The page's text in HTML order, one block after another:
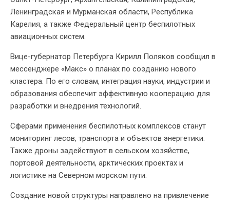
Ленинградская и Мурманская области, Республика
Карелия, а также Федеральный центр беспилотных
авиационных систем.
Вице-губернатор Петербурга Кирилл Поляков сообщил в
мессенджере «Макс» о планах по созданию нового
кластера. По его словам, интеграция науки, индустрии и
образования обеспечит эффективную кооперацию для
разработки и внедрения технологий.
Сферами применения беспилотных комплексов станут
мониторинг лесов, транспорта и объектов энергетики.
Также дроны задействуют в сельском хозяйстве,
портовой деятельности, арктических проектах и
логистике на Северном морском пути.
Создание новой структуры направлено на привлечение